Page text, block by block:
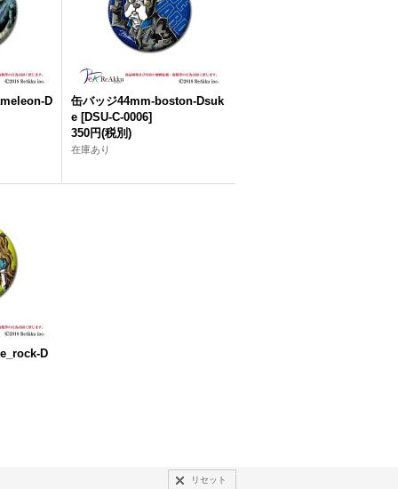
D
缶バッジ44mm-boston-Dsuk
e [DSU-C-0006]
350円(税別)
在庫あり
D
リセット